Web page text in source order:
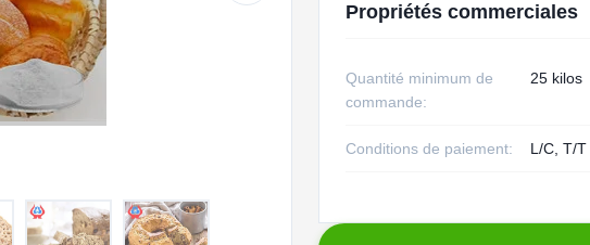
Propriétés commerciales
Quantité minimum de
commande:
25 kilos
Conditions de paiement: L/C, T/T